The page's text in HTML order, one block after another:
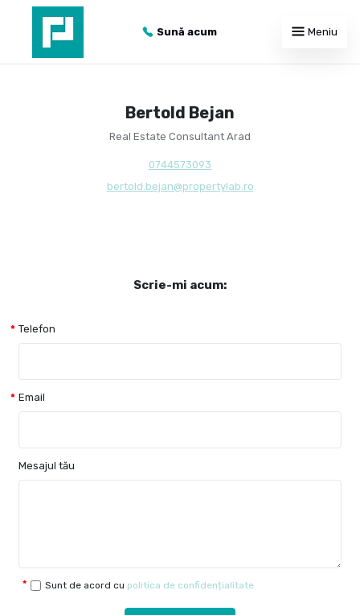
Sună acum Meniu
Bertold Bejan
Real Estate Consultant Arad
0744573093
bertold.bejan@propertylab.ro
Scrie-mi acum:
Telefon
Email
Mesajul tău
Sunt de acord cu politica de confidențialitate